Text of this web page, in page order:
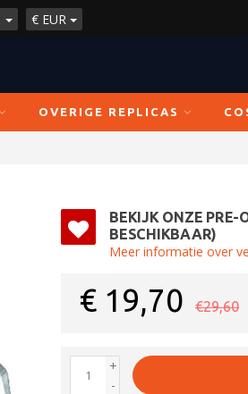
€ EUR
OVERIGE REPLICAS
BEKIJK ONZE PRE-
BESCHIKBAAR)
Meer informatie over
€ 19,70 €29,60
+
-